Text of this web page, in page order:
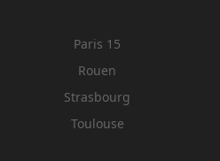
Paris 15
Rouen
Strasbourg
Toulouse